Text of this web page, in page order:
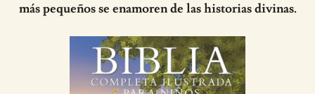
más pequeños se enamoren de las historias divinas.